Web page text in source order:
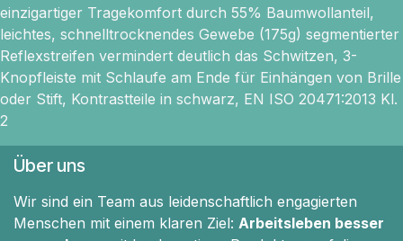
einzigartiger Tragekomfort durch 55% Baumwollanteil,
leichtes, schnelltrocknendes Gewebe (175g) segmentierter
Reflexstreifen vermindert deutlich das Schwitzen, 3-
Knopfleiste mit Schlaufe am Ende für Einhängen von Brille
oder Stift, Kontrastteile in schwarz, EN ISO 20471:2013 Kl.
2
Über uns
Wir sind ein Team aus leidenschaftlich engagierten
Menschen mit einem klaren Ziel: Arbeitsleben besser